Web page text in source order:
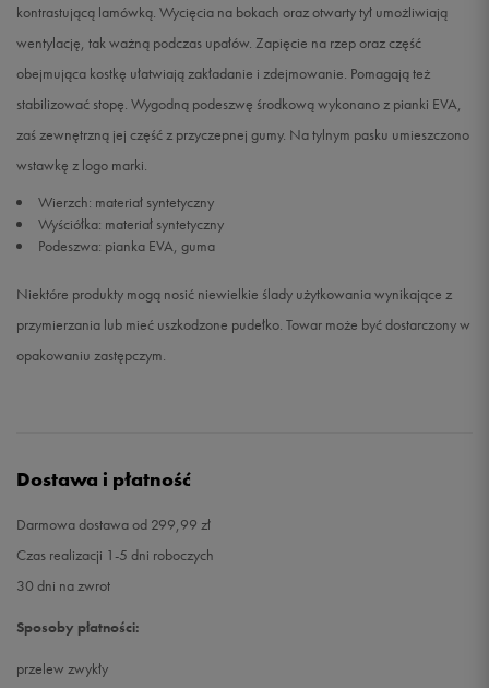
kontrastującą lamówką. Wycięcia na bokach oraz otwarty tył umożliwiają
wentylację, tak ważną podczas upałów. Zapięcie na rzep oraz część
obejmująca kostkę ułatwiają zakładanie i zdejmowanie. Pomagają też
stabilizować stopę. Wygodną podeszwę środkową wykonano z pianki EVA,
zaś zewnętrzną jej część z przyczepnej gumy. Na tylnym pasku umieszczono
wstawkę z logo marki.
Wierzch: materiał syntetyczny
Wyściółka: materiał syntetyczny
Podeszwa: pianka EVA, guma
Niektóre produkty mogą nosić niewielkie ślady użytkowania wynikające z
przymierzania lub mieć uszkodzone pudełko. Towar może być dostarczony w
opakowaniu zastępczym.
Dostawa i płatność
Darmowa dostawa od 299,99 zł
Czas realizacji 1-5 dni roboczych
30 dni na zwrot
Sposoby płatności:
przelew zwykły